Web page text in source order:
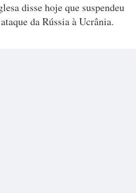
disse hoje que suspendeu
da Rússia à Ucrânia.